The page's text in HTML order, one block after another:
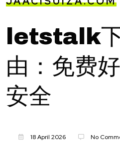
letstalk
由：免费
安全
18 April 2026 No